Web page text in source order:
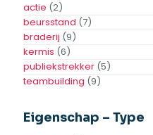
actie (2)
beursstand (7)
braderij (9)
kermis (6)
publiekstrekker (5)
teambuilding (9)
Eigenschap – Type